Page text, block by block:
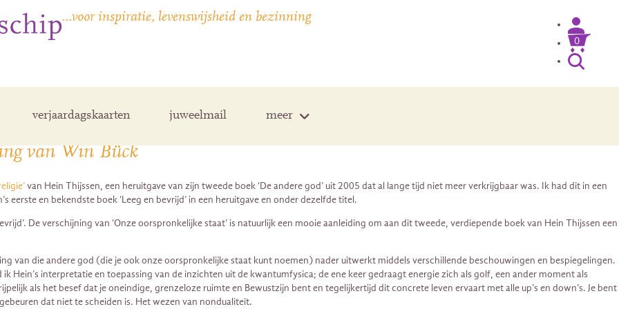
…voor inspiratie, levenswijsheid en bezinning
0
verjaardagskaarten juweelmail meer
van Win Bück
van Hein Thijssen, een heruitgave van zijn tweede boek ‘De andere god’ uit 2005 dat al lange tijd niet meer verkrijgbaar was. Ik had dit in een
en bekendste boek ‘Leeg en bevrijd’ in een heruitgave en onder dezelfde titel.
De verschijning van ‘Onze oorspronkelijke staat’ is natuurlijk een mooie aanleiding om aan dit tweede, verdiepende boek van Hein Thijssen een
van die andere god (die je ook onze oorspronkelijke staat kunt noemen) nader uitwerkt middels verschillende beschouwingen en bespiegelingen.
Hein’s interpretatie en toepassing van de inzichten uit de kwantumfysica; de ene keer gedraagt energie zich als golf, een ander moment als
als het besef dat je oneindige, grenzeloze ruimte en Bewustzijn bent en tegelijkertijd dit concrete leven ervaart met alle up’s en down’s. Je bent
dat niet te scheiden is. Het wezen van nondualiteit.